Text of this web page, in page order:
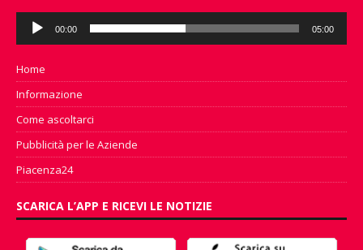
Audio
Player
00:00 05:00
Home
Informazione
Come ascoltarci
Pubblicità per le Aziende
Piacenza24
SCARICA L’APP E RICEVI LE NOTIZIE